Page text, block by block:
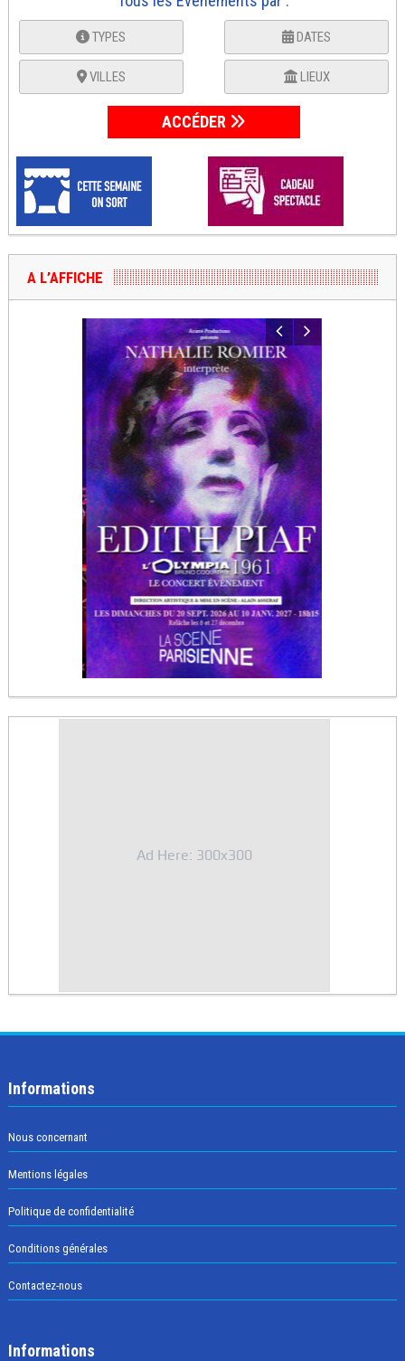
TYPES DATES
VILLES LIEUX
ACCÉDER
A L’AFFICHE
Ad Here: 300x300
Informations
Nous concernant
Mentions légales
Politique de confidentialité
Conditions générales
Contactez-nous
Informations